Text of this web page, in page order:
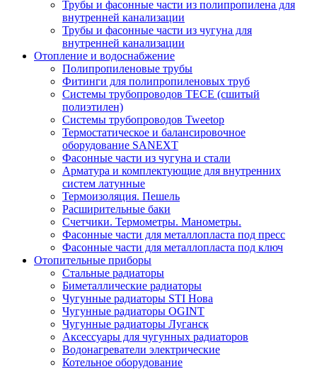
Трубы и фасонные части из полипропилена для
внутренней канализации
Трубы и фасонные части из чугуна для
внутренней канализации
Отопление и водоснабжение
Полипропиленовые трубы
Фитинги для полипропиленовых труб
Системы трубопроводов TECE (сшитый
полиэтилен)
Системы трубопроводов Tweetop
Термостатическое и балансировочное
оборудование SANEXT
Фасонные части из чугуна и стали
Арматура и комплектующие для внутренних
систем латунные
Термоизоляция. Пешель
Расширительные баки
Счетчики. Термометры. Манометры.
Фасонные части для металлопласта под пресс
Фасонные части для металлопласта под ключ
Отопительные приборы
Стальные радиаторы
Биметаллические радиаторы
Чугунные радиаторы STI Нова
Чугунные радиаторы OGINT
Чугунные радиаторы Луганск
Аксессуары для чугунных радиаторов
Водонагреватели электрические
Котельное оборудование